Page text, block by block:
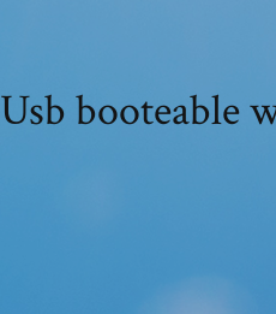
Usb booteable